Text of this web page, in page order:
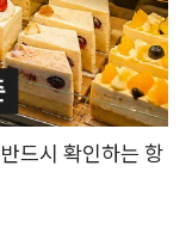
드시 확인하는 항